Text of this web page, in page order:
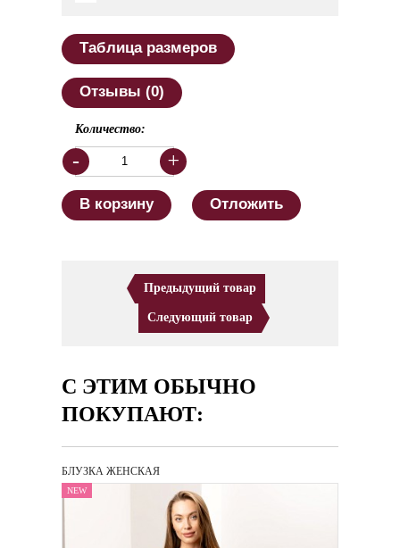
Таблица размеров
Отзывы (0)
Количество:
- +
В корзину Отложить
Предыдущий товар
Следующий товар
С ЭТИМ ОБЫЧНО
ПОКУПАЮТ:
БЛУЗКА ЖЕНСКАЯ
NEW